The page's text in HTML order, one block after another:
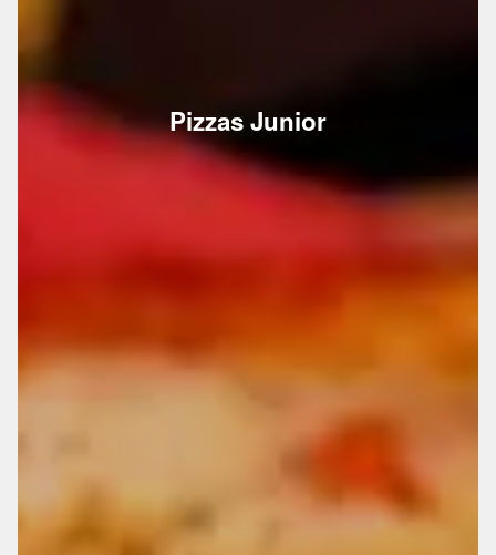
Pizzas Junior